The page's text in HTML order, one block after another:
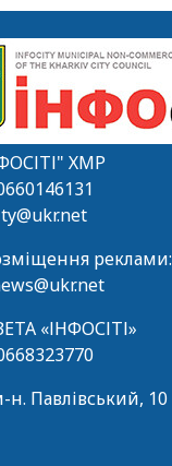
ХМР
реклами:
«ІНФОСІТІ»
н. Павлівський, 10